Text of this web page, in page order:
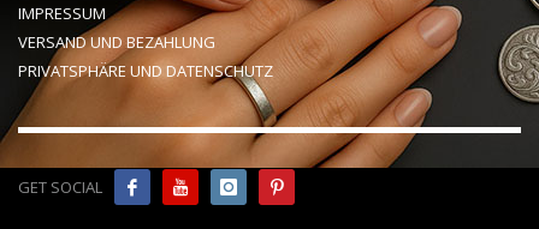
IMPRESSUM
VERSAND UND BEZAHLUNG
PRIVATSPHÄRE UND DATENSCHUTZ
GET SOCIAL